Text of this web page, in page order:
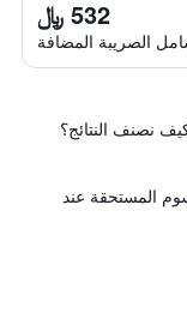
532 ﷼
الصريبة المضافة
نصنف النتائج؟
المستحقة عند